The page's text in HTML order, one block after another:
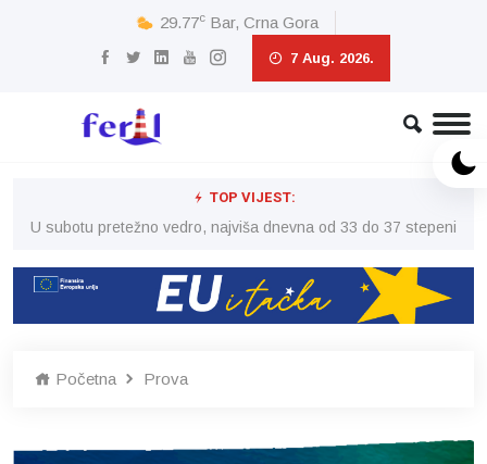
29.77c Bar, Crna Gora
7 Aug. 2026.
TOP VIJEST:
U subotu pretežno vedro, najviša dnevna od 33 do 37 stepeni
Početna Prova